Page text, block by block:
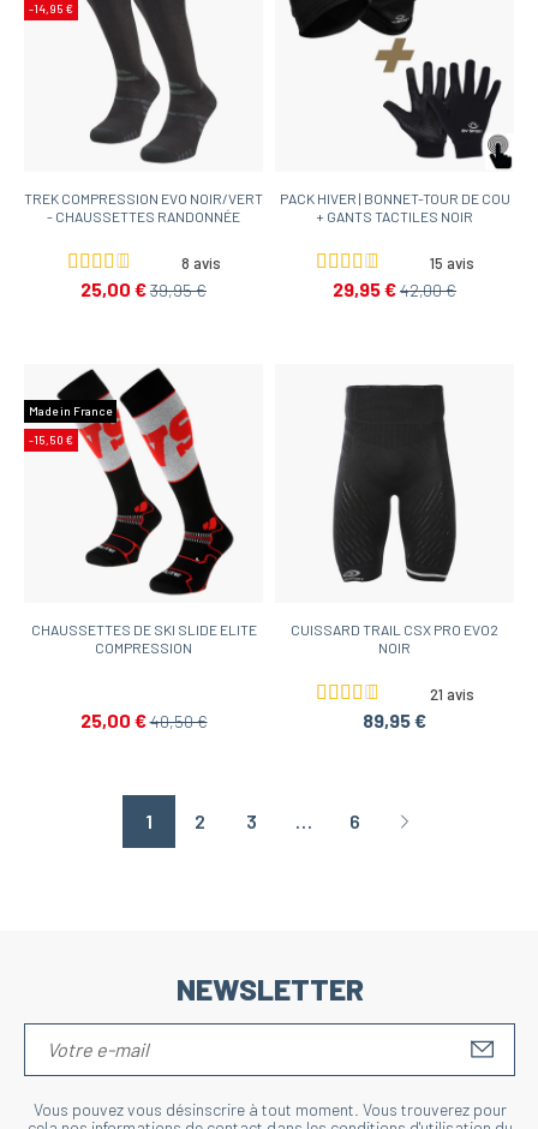
-14,95 €
TREK COMPRESSION EVO NOIR/VERT
- CHAUSSETTES RANDONNÉE
8 avis
25,00 €39,95 €
PACK HIVER | BONNET-TOUR DE COU
+ GANTS TACTILES NOIR
15 avis
29,95 €42,00 €
Made in France
-15,50 €
CHAUSSETTES DE SKI SLIDE ELITE
COMPRESSION
25,00 €40,50 €
CUISSARD TRAIL CSX PRO EVO2
NOIR
21 avis
89,95 €
1 2 3 … 6 Page suivante
NEWSLETTER
Vous pouvez vous désinscrire à tout moment. Vous trouverez pour